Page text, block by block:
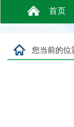
首页
您当前的位